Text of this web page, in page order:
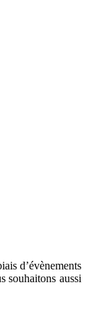
d’évènements
souhaitons aussi